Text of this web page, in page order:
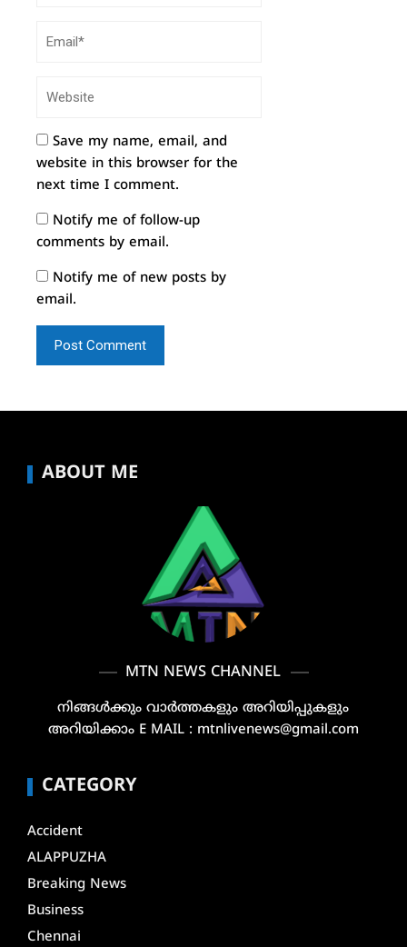
Save my name, email, and
website in this browser for the
next time I comment.
Notify me of follow-up
comments by email.
Notify me of new posts by
email.
ABOUT ME
MTN NEWS CHANNEL
നിങ്ങൾക്കും വാർത്തകളും അറിയിപ്പുകളും
അറിയിക്കാം E MAIL : mtnlivenews@gmail.com
CATEGORY
Accident
ALAPPUZHA
Breaking News
Business
Chennai